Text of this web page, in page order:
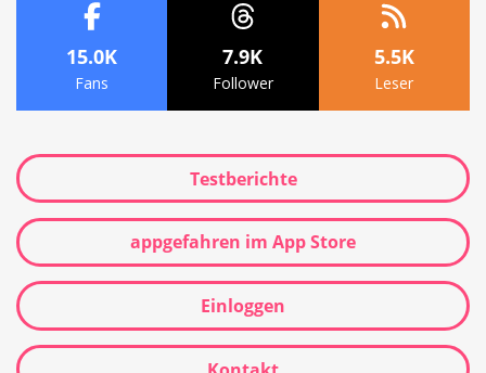
15.0K
Fans
7.9K
Follower
5.5K
Leser
Testberichte
appgefahren im App Store
Einloggen